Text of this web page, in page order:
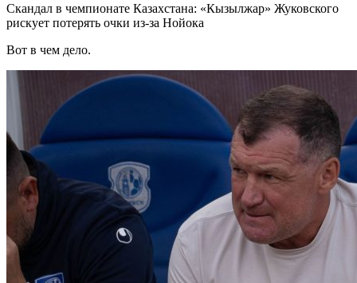
Скандал в чемпионате Казахстана: «Кызылжар» Жуковского
рискует потерять очки из-за Нойока
Вот в чем дело.